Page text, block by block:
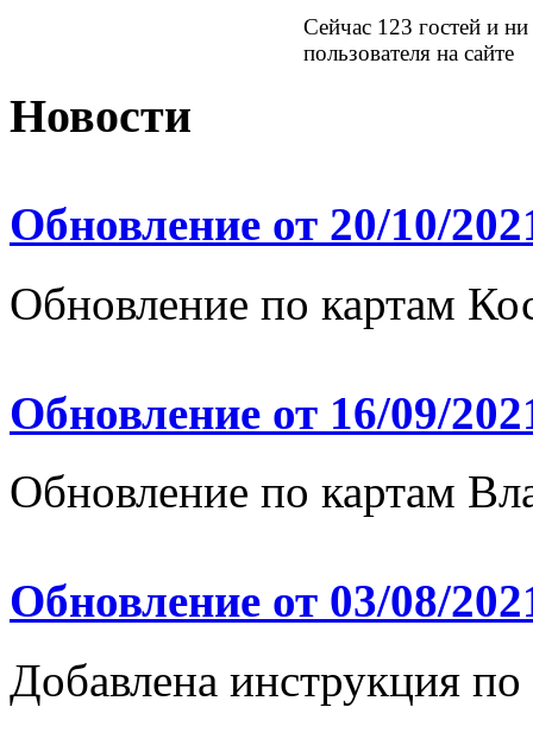
Сейчас 123 гостей и
пользователя на сайте
Новости
Обновление от 20/10/
Обновление по картам
Обновление от 16/09/
Обновление по картам
Обновление от 03/08/
Добавлена инструкция